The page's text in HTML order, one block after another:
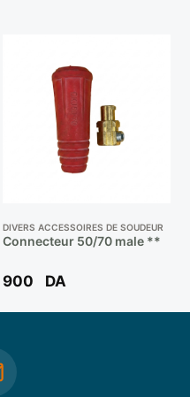
DIVERS ACCESSOIRES DE SOUDEUR
Connecteur 50/70 male **
900 DA